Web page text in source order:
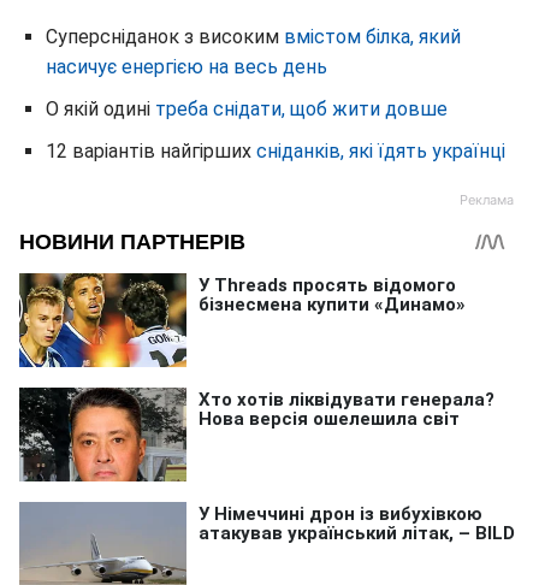
Суперсніданок з високим вмістом білка, який
насичує енергією на весь день
О якій одині треба снідати, щоб жити довше
12 варіантів найгірших сніданків, які їдять українці